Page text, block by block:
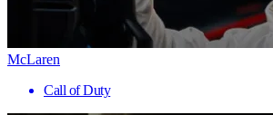
McLaren
Call of Duty